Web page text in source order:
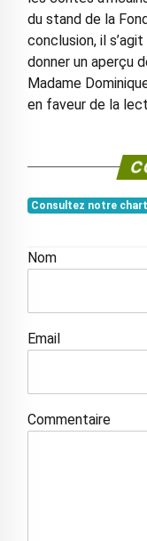
du stand de la
conclusion, il
donner un aperçu
Madame
en faveur de la
Consultez notre
Nom
Email
Commentaire